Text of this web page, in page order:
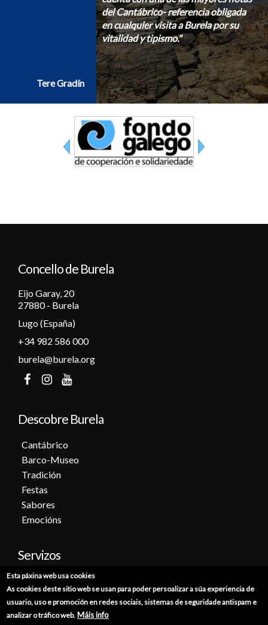
Tere Gradín
del Cantábrico- referencia obligada
en cualquier visita a Burela por su
vitalidad y tipismo."
Concello de Burela
Eijo Garay, 20
27880 - Burela
Lugo (España)
+34 982 586 000
burela@burela.org
Descobre Burela
Cantábrico
Barco-Museo
Tradición
Festas
Sabores
Emocións
Servizos
Cita previa
Catálogo de trámites
Esta páxina web usa cookies
As cookies deste sitio web se usan para poder persoalizar a súa experiencia de
usuario, uso e promoción en redes sociais, sistemas de seguridade antispam e
analizar o tráfico web. Máis info